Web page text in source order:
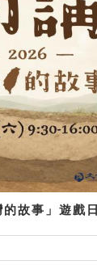
的故事」遊戲日